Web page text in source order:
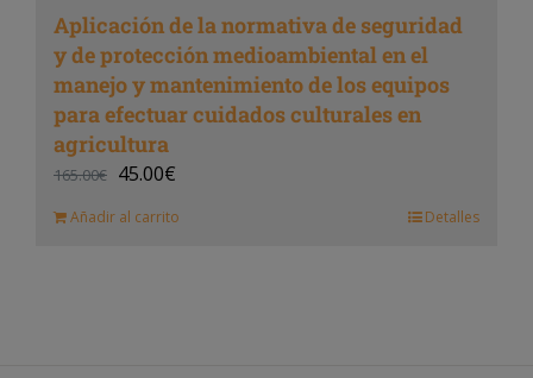
Aplicación de la normativa de seguridad
y de protección medioambiental en el
manejo y mantenimiento de los equipos
para efectuar cuidados culturales en
agricultura
165.00€ 45.00€
Añadir al carrito Detalles